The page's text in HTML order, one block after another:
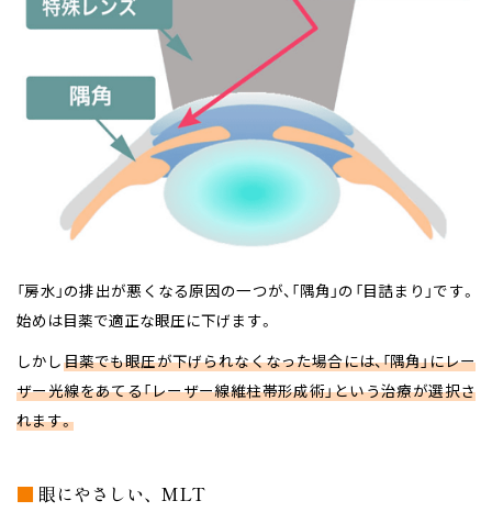
「房水」の排出が悪くなる原因の一つが、「隅角」の「目詰まり」です。
始めは目薬で適正な眼圧に下げます。
しかし目薬でも眼圧が下げられなくなった場合には、「隅角」にレー
ザー光線をあてる「レーザー線維柱帯形成術」という治療が選択さ
れます。
■ 眼にやさしい、MLT